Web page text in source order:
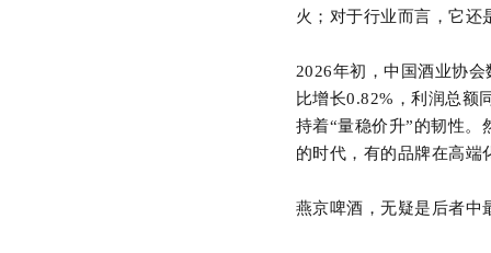
火；对于行业而言，它还
2026年初，中国酒业协
比增长0.82%，利润总额
持着“量稳价升”的韧性
的时代，有的品牌在高端
燕京啤酒，无疑是后者中